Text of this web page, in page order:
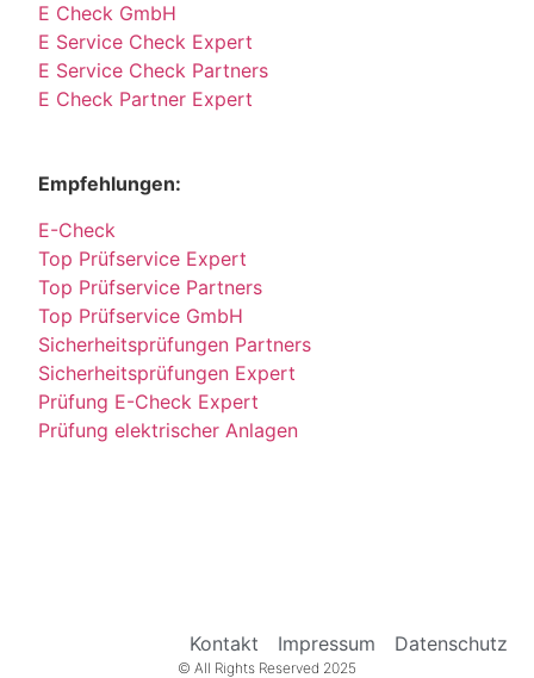
E Check GmbH
E Service Check Expert
E Service Check Partners
E Check Partner Expert
Empfehlungen:
E-Check
Top Prüfservice Expert
Top Prüfservice Partners
Top Prüfservice GmbH
Sicherheitsprüfungen Partners
Sicherheitsprüfungen Expert
Prüfung E-Check Expert
Prüfung elektrischer Anlagen
Kontakt Impressum Datenschutz
© All Rights Reserved 2025